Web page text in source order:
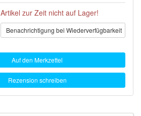
Artikel zur Zeit nicht auf Lager!
Benachrichtigung bei Wiederverfügbarkeit
Auf den Merkzettel
Rezension schreiben